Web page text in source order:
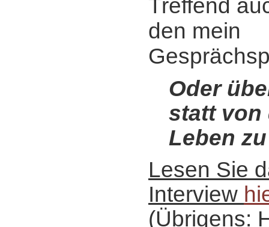
Treffend
den mein
Oder
statt von
Leben
Lesen Sie
Interview
(Übrigens: